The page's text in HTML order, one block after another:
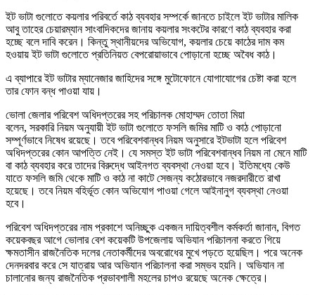
ইট ভাটা গুলোতে কয়লার পরিবর্তে কাঠ ব্যবহার সম্পর্কে জানতে চাইলে ইট ভাটার মালিক
আবু তাহের চেয়ারম্যান সাংবাদিকদের জানায় কয়লার সংকটের কারণে কাঠ ব্যবহার করা
হচ্ছে বলে দাবি করেন। কিন্তু স্থানীয়দের অভিযোগ, কয়লার চেয়ে কাঠের দাম কম
হওয়ায় ইট ভাটা গুলোতে প্রতিনিয়ত বেপরোয়াভাবে পোড়ানো হচ্ছে অবৈধ কাঠ।
এ ব্যাপারে ইট ভাটার ম্যানেজার জাহিদের সঙ্গে মুটোফোনে যোগাযোগের চেষ্টা করা হলে
তার ফোন বন্ধ পাওয়া যায়।
ভোলা জেলার পরিবেশ অধিদপ্তরের সহ পরিচালক মোহাম্মদ তোতা মিয়া
বলেন, সরকারি নিয়ম অনুযায়ী ইট ভাটা গুলোতে ফসলি জমির মাটি ও কাঠ পোড়ানো
সম্পূর্ণভাবে নিষেধ রয়েছে। তবে পরিবেশবান্ধব নিয়ম অনুসারে ইটভাটা হলে পরিবেশ
অধিদপ্তরের কোন আপত্তি নেই। যে সমস্ত ইট ভাটা পরিবেশবান্ধব নিয়ম না মেনে মাটি
বা কাঠ ব্যবহার করে তাদের বিরুদ্ধে আইনগত ব্যবস্থা নেওয়া হবে। ইতিমধ্যে কেউ
যাতে ফসলি জমি থেকে মাটি ও কাঠ না কাটে সেজন্য কঠোরভাবে নজরদারীতে রাখা
হয়েছে। তবে নিয়ম বহির্ভূত কোন অভিযোগ পাওয়া গেলে আইনানুগ ব্যবস্থা নেওয়া
হবে।
পরিবেশ অধিদপ্তরের নাম প্রকাশে অনিচ্ছুক একজন দায়িত্বশীল কর্মকর্তা জানান, বিগত
কয়েকবছর আগে ভোলার বেশ কয়েকটি উপজেলায় অভিযান পরিচালনা করতে গিয়ে
ক্ষমতাসীন রাজনৈতিক দলের নেতাকর্মীদের অবরোধের মুখে পড়তে হয়েছিল। পরে অনেক
দেনদরবার করে সে যাত্রায় আর অভিযান পরিচালনা করা সম্ভব হয়নি। অভিযান না
চালানোর জন্য রাজনৈতিক প্রভাবশালী মহলের চাপও রয়েছে অনেক ক্ষেত্রে।